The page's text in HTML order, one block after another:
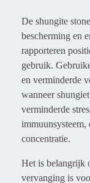
De shungite
bescherming en
rapporteren
gebruik.
en verminderde
wanneer
verminderde
immuunsysteem,
concentratie.
Het is belangrijk
vervanging is